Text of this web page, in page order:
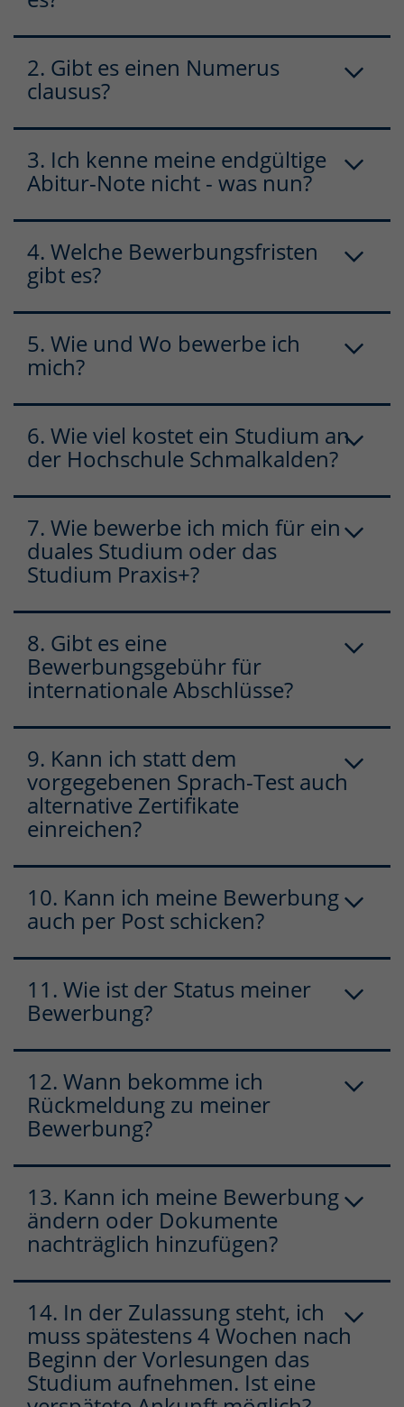
2. Gibt es einen Numerus
clausus?
3. Ich kenne meine endgültige
Abitur-Note nicht - was nun?
4. Welche Bewerbungsfristen
gibt es?
5. Wie und Wo bewerbe ich
mich?
6. Wie viel kostet ein Studium an
der Hochschule Schmalkalden?
7. Wie bewerbe ich mich für ein
duales Studium oder das
Studium Praxis+?
8. Gibt es eine
Bewerbungsgebühr für
internationale Abschlüsse?
9. Kann ich statt dem
vorgegebenen Sprach-Test auch
alternative Zertifikate
einreichen?
10. Kann ich meine Bewerbung
auch per Post schicken?
11. Wie ist der Status meiner
Bewerbung?
12. Wann bekomme ich
Rückmeldung zu meiner
Bewerbung?
13. Kann ich meine Bewerbung
ändern oder Dokumente
nachträglich hinzufügen?
14. In der Zulassung steht, ich
muss spätestens 4 Wochen nach
Beginn der Vorlesungen das
Studium aufnehmen. Ist eine